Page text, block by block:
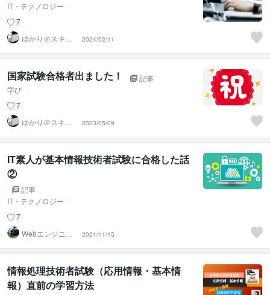
IT・テクノロジー
7
ゆかり＠スキル
アップアドバイ
ザー
2024/02/11
国家試験合格者出ました！
記事
学び
7
ゆかり＠スキル
アップアドバイ
ザー
2023/05/09
IT素人が基本情報技術者試験に合格した話
②
記事
IT・テクノロジー
7
Webエンジニア
歴5年＠木崎おり
ゅう
2021/11/15
情報処理技術者試験（応用情報・基本情
報）直前の学習方法